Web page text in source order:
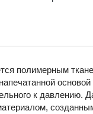
полимерным
основой
к давлению.